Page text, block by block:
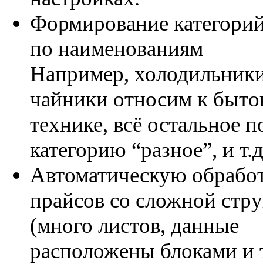
Формирование
по наименованиям
Например,
чайники относим к
технике, всё остальное
категорию “разное”, и
Автоматическую
прайсов со сложной
(много листов, данные
расположены блоками и